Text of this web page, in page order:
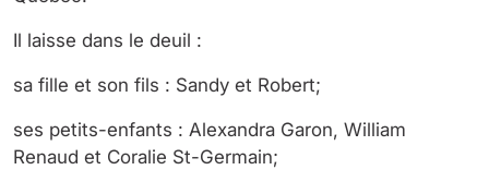
Il laisse dans le deuil :
sa fille et son fils : Sandy et Robert;
ses petits-enfants : Alexandra Garon, William
Renaud et Coralie St-Germain;